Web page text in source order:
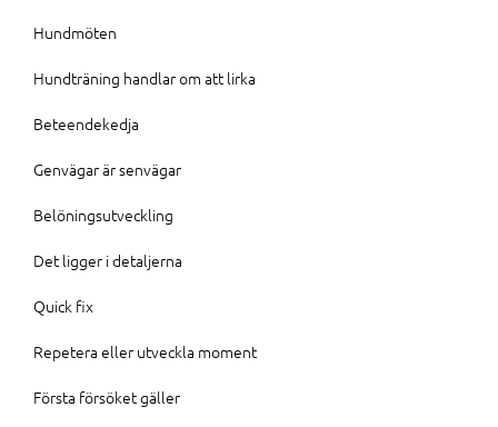
Hundmöten
Hundträning handlar om att lirka
Beteendekedja
Genvägar är senvägar
Belöningsutveckling
Det ligger i detaljerna
Quick fix
Repetera eller utveckla moment
Första försöket gäller